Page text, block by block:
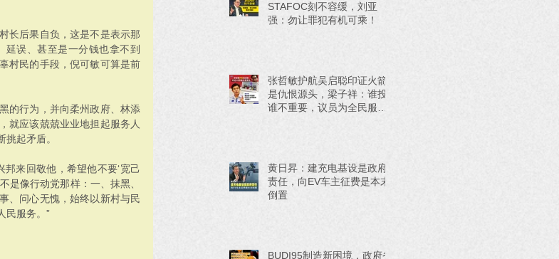
长后果自负，这是不是表示那
误、甚至是一分钱也拿不到
村民的手段，倪可敏可算是前
的行为，并向柔州政府、林添
就应该兢兢业业地担起服务人
起矛盾。
来回敬他，希望他不要‘宽己
是像行动党那样：一、抹黑、
、问心无愧，始终以新村与民
民服务。”
STAFOC刻不容缓，刘亚
强：勿让罪犯有机可乘！
张哲敏护航吴启聪印证火箭
是仇恨源头，梁子祥：谁投
谁不重要，议员为全民服务
黄日昇：建充电基设是政府
责任，向EV车主征费是本末
倒置
BUDI95制造新困境，政府省